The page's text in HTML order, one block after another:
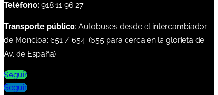
Teléfono: 918 11 96 27
Transporte público: Autobuses desde el intercambiador
de Moncloa: 651 / 654. (655 para cerca en la glorieta de
Av. de España)
Seguir
Seguir